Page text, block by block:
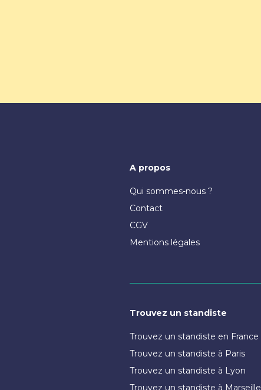
A propos
Qui sommes-nous ?
Contact
CGV
Mentions légales
Trouvez un standiste
Trouvez un standiste en France
Trouvez un standiste à Paris
Trouvez un standiste à Lyon
Trouvez un standiste à Marseille